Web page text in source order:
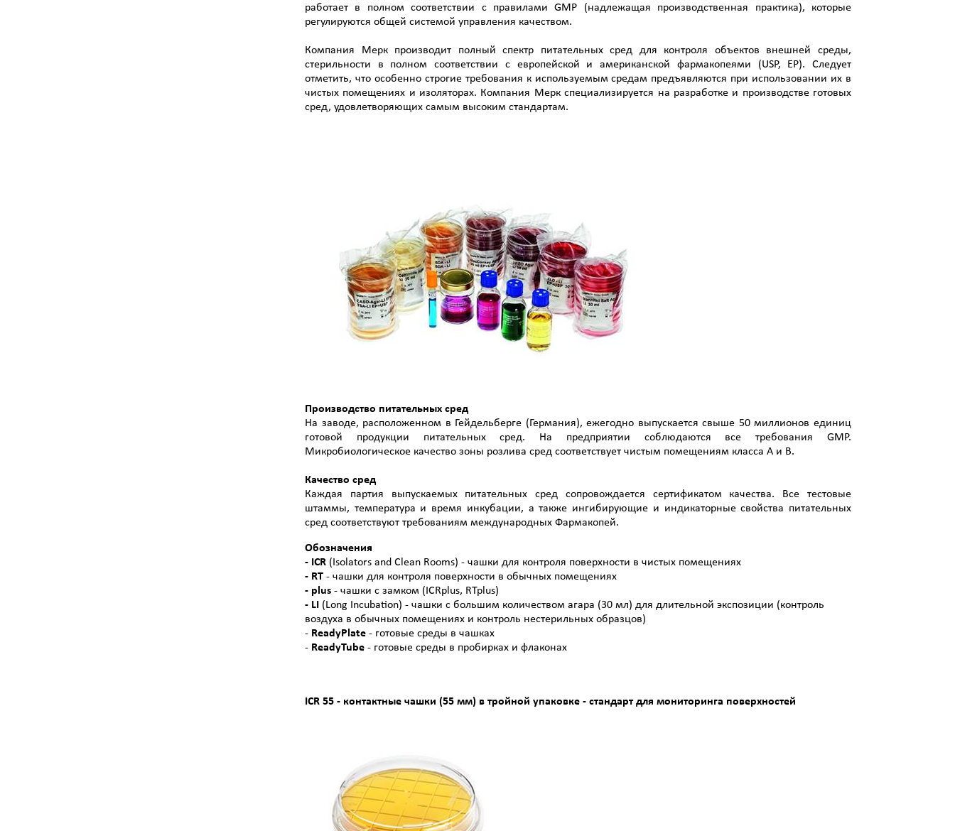
работает в полном соответствии с правилами GMP (надлежащая производственная практика), которые
регулируются общей системой управления качеством.
Компания Мерк производит полный спектр питательных сред для контроля объектов внешней среды,
стерильности в полном соответствии с европейской и американской фармакопеями (USP, EP). Следует
отметить, что особенно строгие требования к используемым средам предъявляются при использовании их в
чистых помещениях и изоляторах. Компания Мерк специализируется на разработке и производстве готовых
сред, удовлетворяющих самым высоким стандартам.
Производство питательных сред
На заводе, расположенном в Гейдельберге (Германия), ежегодно выпускается свыше 50 миллионов единиц
готовой продукции питательных сред. На предприятии соблюдаются все требования GMP.
Микробиологическое качество зоны розлива сред соответствует чистым помещениям класса А и В.
Качество сред
Каждая партия выпускаемых питательных сред сопровождается сертификатом качества. Все тестовые
штаммы, температура и время инкубации, а также ингибирующие и индикаторные свойства питательных
сред соответствуют требованиям международных Фармакопей.
Обозначения
- ICR (Isolators and Clean Rooms) - чашки для контроля поверхности в чистых помещениях
- RT - чашки для контроля поверхности в обычных помещениях
- plus - чашки с замком (ICRplus, RTplus)
- LI (Long Incubation) - чашки с большим количеством агара (30 мл) для длительной экспозиции (контроль
воздуха в обычных помещениях и контроль нестерильных образцов)
- ReadyP late - готовые среды в чашках
- ReadyTube - готовые среды в пробирках и флаконах
ICR 55 - контактные чашки (55 мм) в тройной упаковке - стандарт для мониторинга поверхностей